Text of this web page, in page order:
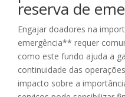
reserva de
Engajar doadores na
emergência** requer
como este fundo ajuda a
continuidade das
impacto sobre a